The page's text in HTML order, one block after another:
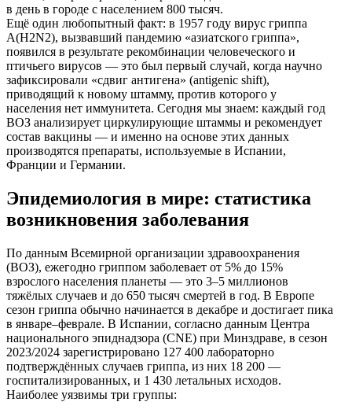
в день в городе с населением 800 тысяч.
Ещё один любопытный факт: в 1957 году вирус гриппа
А(H2N2), вызвавший пандемию «азиатского гриппа»,
появился в результате рекомбинации человеческого и
птичьего вирусов — это был первый случай, когда научно
зафиксировали «сдвиг антигена» (antigenic shift),
приводящий к новому штамму, против которого у
населения нет иммунитета. Сегодня мы знаем: каждый год
ВОЗ анализирует циркулирующие штаммы и рекомендует
состав вакцины — и именно на основе этих данных
производятся препараты, используемые в Испании,
Франции и Германии.
Эпидемиология в мире: статистика
возникновения заболевания
По данным Всемирной организации здравоохранения
(ВОЗ), ежегодно гриппом заболевает от 5% до 15%
взрослого населения планеты — это 3–5 миллионов
тяжёлых случаев и до 650 тысяч смертей в год. В Европе
сезон гриппа обычно начинается в декабре и достигает пика
в январе–феврале. В Испании, согласно данным Центра
национального эпиднадзора (CNE) при Минздраве, в сезон
2023/2024 зарегистрировано 127 400 лабораторно
подтверждённых случаев гриппа, из них 18 200 —
госпитализированных, и 1 430 летальных исходов.
Наиболее уязвимы три группы: